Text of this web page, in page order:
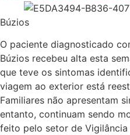
Búzios
O paciente diagnosticado
Búzios recebeu alta esta
que teve os sintomas
viagem ao exterior está
Familiares não apresentam
entanto, continuam sendo
feito pelo setor de